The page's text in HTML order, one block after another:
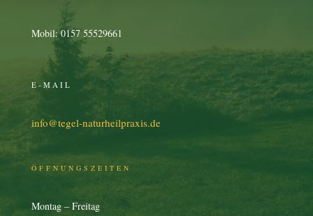
Mobil: 0157 55529661
E-MAIL
info@tegel-naturheilpraxis.de
ÖFFNUNGSZEITEN
Montag – Freitag